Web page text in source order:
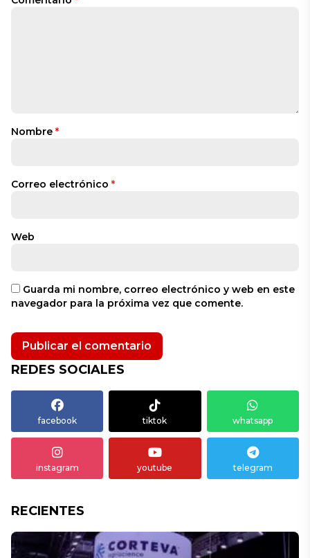
Nombre *
Correo electrónico *
Web
Guarda mi nombre, correo electrónico y web en este
navegador para la próxima vez que comente.
REDES SOCIALES
facebook tiktok whatsapp
instagram youtube telegram
RECIENTES